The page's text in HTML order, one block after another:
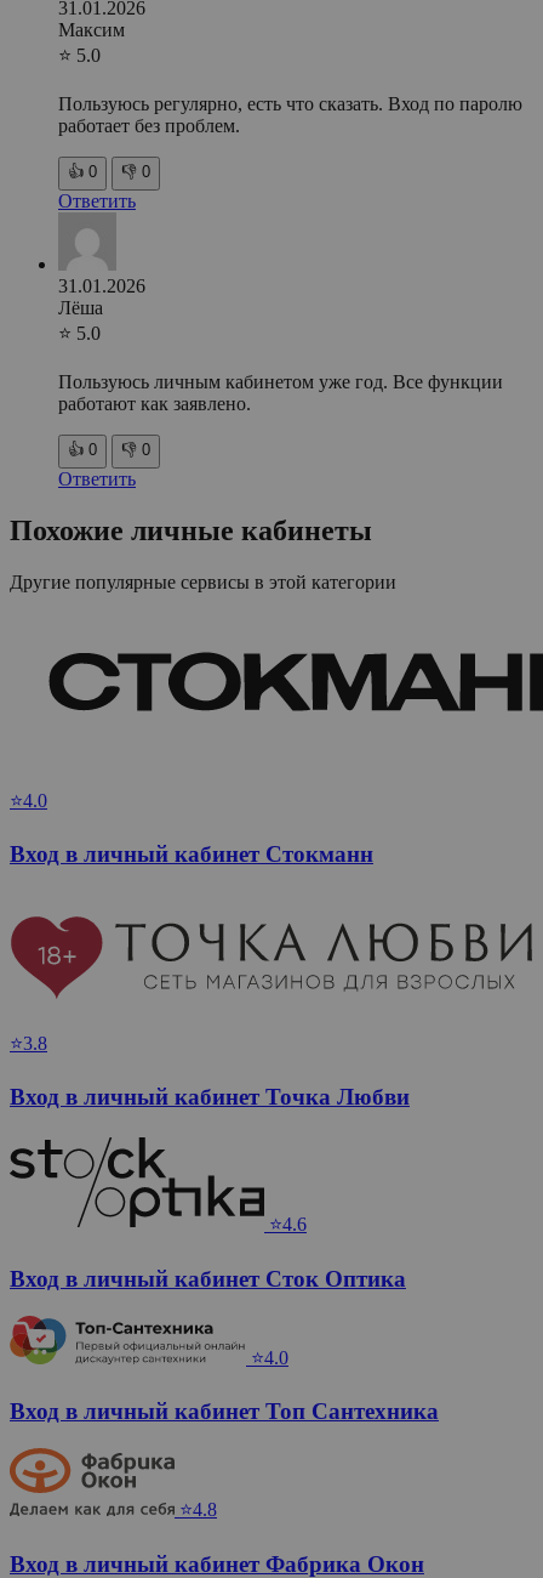
31.01.2026
Максим
⭐ 5.0
Пользуюсь регулярно, есть что сказать. Вход по паролю
работает без проблем.
👍 0 👎 0
Ответить
31.01.2026
Лёша
⭐ 5.0
Пользуюсь личным кабинетом уже год. Все функции
работают как заявлено.
👍 0 👎 0
Ответить
Похожие личные кабинеты
Другие популярные сервисы в этой категории
⭐4.0
Вход в личный кабинет Стокманн
⭐3.8
Вход в личный кабинет Точка Любви
⭐4.6
Вход в личный кабинет Сток Оптика
⭐4.0
Вход в личный кабинет Топ Сантехника
⭐4.8
Вход в личный кабинет Фабрика Окон